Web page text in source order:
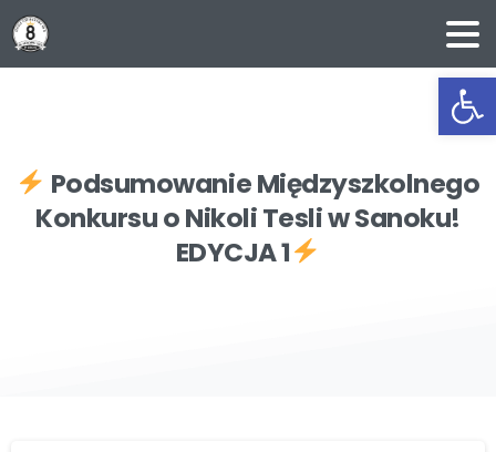
PodsumowanieMiędzyszkolnego
KonkursuoNikoliTesliwSanoku!
EDYCJA1